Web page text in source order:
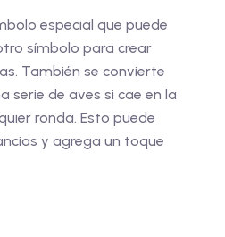
especial que puede
símbolo para crear
También se convierte
serie de aves si cae en la
ronda. Esto puede
y agrega un toque